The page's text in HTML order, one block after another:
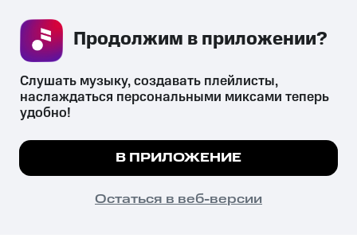
СКАЧАТЬ ПРИЛОЖЕНИЕ
психотропных веществ, их аналогов причиняет вред здоровью,
их незаконный оборот запрещён и влечёт установленную
законодательством ответственность.
© 2026 ООО «КИОН».
Все права защищены
Мы используем куки, чтобы на сайте все
Подробнее
ПОНЯТНО
Слушать музыку, создавать плейлисты,
наслаждаться персональными миксами теперь
удобно!
В ПРИЛОЖЕНИЕ
Остаться в веб-версии